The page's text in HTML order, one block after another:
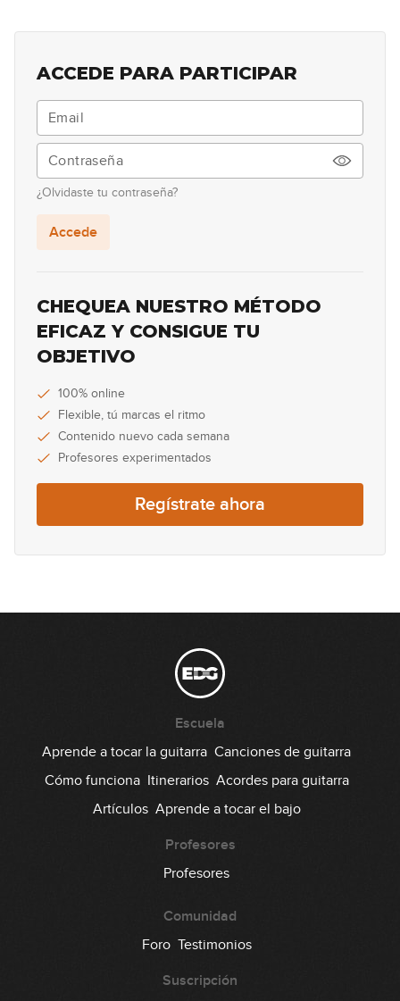
15
19
10:39
The Trooper
20
05:57
21
06:04
All Right Now
22
Clavado en un bar
Le Freak
06:44
Eye Of The Tiger
Even Flow
Holy Diver
ACCEDE PARA PARTICIPAR
¿Olvidaste tu contraseña?
Accede
CHEQUEA NUESTRO MÉTODO
EFICAZ Y CONSIGUE TU
OBJETIVO
100% online
Flexible, tú marcas el ritmo
Contenido nuevo cada semana
Profesores experimentados
Regístrate ahora
Escuela
Aprende a tocar la guitarra Canciones de guitarra
Cómo funciona Itinerarios Acordes para guitarra
Artículos Aprende a tocar el bajo
Profesores
Profesores
Comunidad
Foro Testimonios
Suscripción